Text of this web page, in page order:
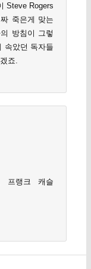
Steve Rogers
죽은게 맞는
방침이 그렇
속았던 독자들
죠.
프랭크 캐슬